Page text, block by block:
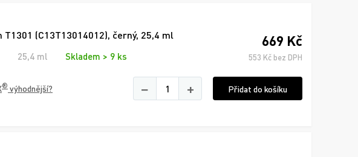
(C13T13014012), černý, 25,4 ml
25,4 ml Skladem > 9 ks
669 Kč
553 Kč bez DPH
® výhodnější? − + Přidat do košíku